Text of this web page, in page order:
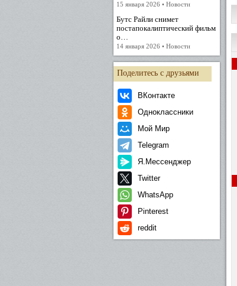
15 января 2026 • Новости
Бутс Райли снимет
постапокалиптический фильм
о…
14 января 2026 • Новости
Поделитесь с друзьями
ВКонтакте
Одноклассники
Мой Мир
Telegram
Я.Мессенджер
Twitter
WhatsApp
Pinterest
reddit